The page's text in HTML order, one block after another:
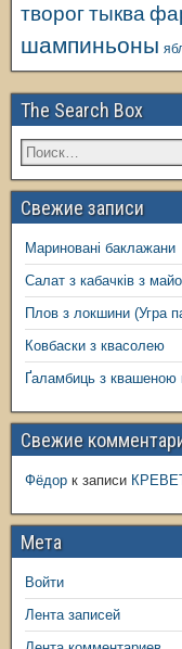
творогтыква
шампиньоны
The Search Box
Свежие записи
Мариновані баклажани
Салат з кабачків з
Плов з локшини (Угра
Ковбаски з квасолею
Ґаламбиць з квашеною
Свежие
Фёдор к записи
Мета
Войти
Лента записей